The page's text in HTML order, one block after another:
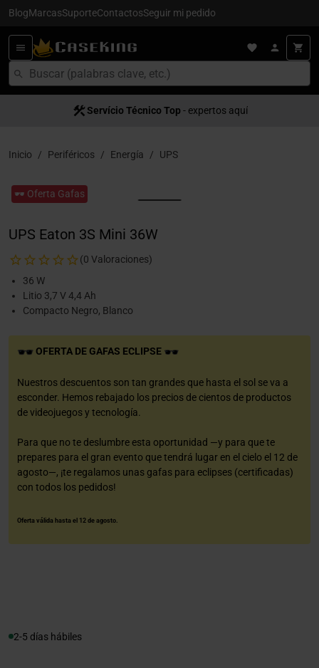
BlogMarcasSuporteContactosSeguir mi pedido
Servício Técnico Top - expertos aquí
Inicio Periféricos Energía UPS
🕶️ Oferta Gafas
UPS Eaton 3S Mini 36W
(0 Valoraciones)
36 W
Litio 3,7 V 4,4 Ah
Compacto Negro, Blanco
OFERTA DE GAFAS ECLIPSE
Nuestros descuentos son tan grandes que hasta el sol se va a
esconder. Hemos rebajado los precios de cientos de productos
de videojuegos y tecnología.
Para que no te deslumbre esta oportunidad —y para que te
prepares para el gran evento que tendrá lugar en el cielo el 12 de
agosto—, ¡te regalamos unas gafas para eclipses (certificadas)
con todos los pedidos!
Oferta válida hasta el 12 de agosto.
2-5 días hábiles